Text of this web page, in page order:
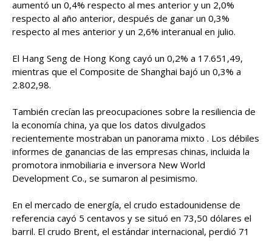
aumentó un 0,4% respecto al mes anterior y un 2,0%
respecto al año anterior, después de ganar un 0,3%
respecto al mes anterior y un 2,6% interanual en julio.
El Hang Seng de Hong Kong cayó un 0,2% a 17.651,49,
mientras que el Composite de Shanghai bajó un 0,3% a
2.802,98.
También crecían las preocupaciones sobre la resiliencia de
la economía china, ya que los datos divulgados
recientemente mostraban un panorama mixto . Los débiles
informes de ganancias de las empresas chinas, incluida la
promotora inmobiliaria e inversora New World
Development Co., se sumaron al pesimismo.
En el mercado de energía, el crudo estadounidense de
referencia cayó 5 centavos y se situó en 73,50 dólares el
barril. El crudo Brent, el estándar internacional, perdió 71